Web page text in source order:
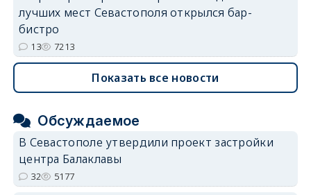
лучших мест Севастополя открылся бар-
бистро
13 7213
Показать все новости
Обсуждаемое
В Севастополе утвердили проект застройки
центра Балаклавы
32 5177